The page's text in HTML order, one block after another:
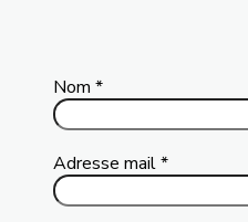
Nom *
Adresse mail*